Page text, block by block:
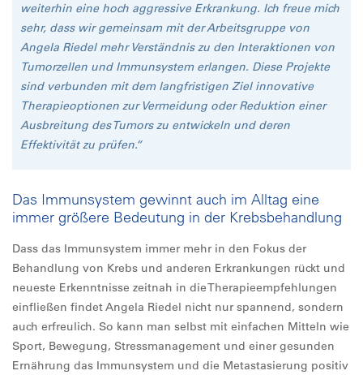
weiterhin eine hoch aggressive Erkrankung. Ich freue mich
sehr, dass wir gemeinsam mit der Arbeitsgruppe von
Angela Riedel mehr Verständnis zu den Interaktionen von
Tumorzellen und Immunsystem erlangen. Diese Projekte
sind verbunden mit dem langfristigen Ziel innovative
Therapieoptionen zur Vermeidung oder Reduktion einer
Ausbreitung des Tumors zu entwickeln und deren
Effektivität zu prüfen.“
Das Immunsystem gewinnt auch im Alltag eine
immer größere Bedeutung in der Krebsbehandlung
Dass das Immunsystem immer mehr in den Fokus der
Behandlung von Krebs und anderen Erkrankungen rückt und
neueste Erkenntnisse zeitnah in die Therapieempfehlungen
einfließen findet Angela Riedel nicht nur spannend, sondern
auch erfreulich. So kann man selbst mit einfachen Mitteln wie
Sport, Bewegung, Stressmanagement und einer gesunden
Ernährung das Immunsystem und die Metastasierung positiv